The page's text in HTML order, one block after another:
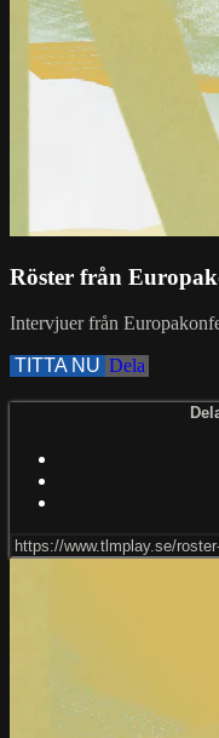
Röster från
Intervjuer från